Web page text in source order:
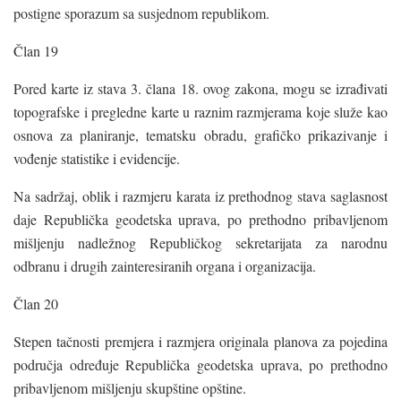
postigne sporazum sa susjednom republikom.
Član 19
Pored karte iz stava 3. člana 18. ovog zakona, mogu se izrađivati
topografske i pregledne karte u raznim razmjerama koje služe kao
osnova za planiranje, tematsku obradu, grafičko prikazivanje i
vođenje statistike i evidencije.
Na sadržaj, oblik i razmjeru karata iz prethodnog stava saglasnost
daje Republička geodetska uprava, po prethodno pribavljenom
mišljenju nadležnog Republičkog sekretarijata za narodnu
odbranu i drugih zainteresiranih organa i organizacija.
Član 20
Stepen tačnosti premjera i razmjera originala planova za pojedina
područja određuje Republička geodetska uprava, po prethodno
pribavljenom mišljenju skupštine opštine.